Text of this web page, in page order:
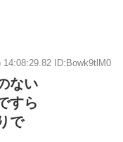
14:08:29.82 ID:Bowk9tlM0
ない
すら
で